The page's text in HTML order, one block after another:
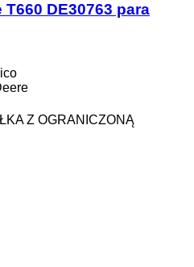
DE30763 para
Z OGRANICZONĄ